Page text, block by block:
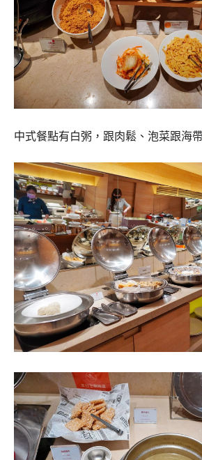
中式餐點有白粥，跟肉鬆、泡菜跟海